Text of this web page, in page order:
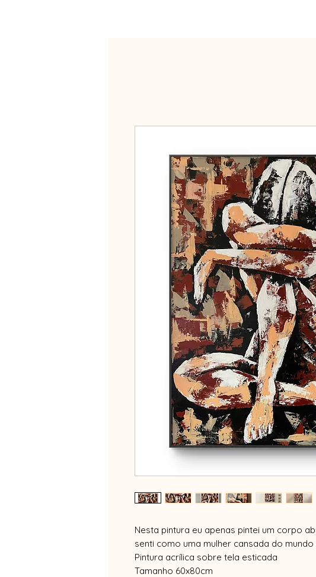
Nesta pintura eu apenas pintei um corpo
senti como uma mulher cansada do
Pintura acrílica sobre tela esticada
Tamanho 60x80cm